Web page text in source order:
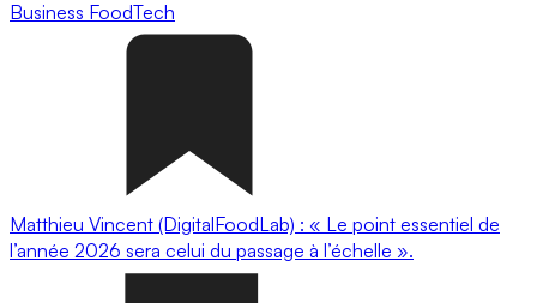
Business FoodTech
Matthieu Vincent (DigitalFoodLab) : « Le point essentiel de
l’année 2026 sera celui du passage à l’échelle ».